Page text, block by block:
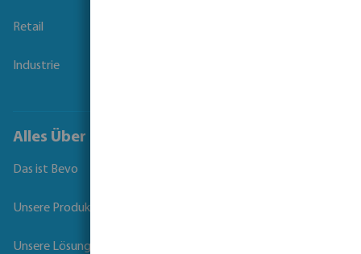
Retail
Industrie
Alles Über Bevo
Das ist Bevo
Unsere Produkte
Unsere Lösungen